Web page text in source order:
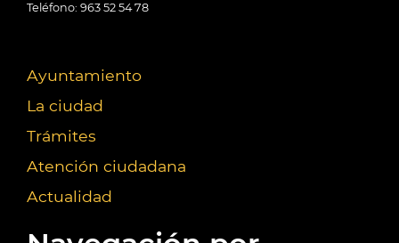
Teléfono: 963 52 54 78
Ayuntamiento
La ciudad
Trámites
Atención ciudadana
Actualidad